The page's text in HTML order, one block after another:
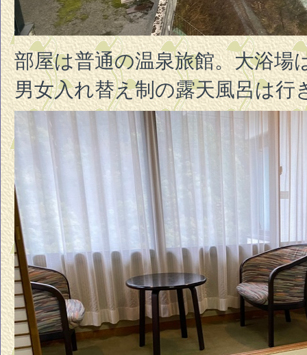
部屋は普通の温泉旅館。大浴場
男女入れ替え制の露天風呂は行